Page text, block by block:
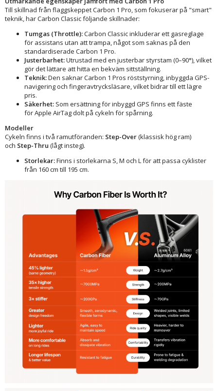
Till skillnad från flaggskeppet Carbon 1 Pro, som fokuserar på "smart"
teknik, har Carbon Classic följande skillnader:
Tumgas (Throttle):Carbon Classic inkluderar ett gasreglage
för assistans utan att trampa, något som saknas på den
standardiserade Carbon 1 Pro.
Justerbarhet:Utrustad med en justerbar styrstam (0–90°), vilket
gör det lättare att hitta en bekväm sittställning.
Teknik:Den saknar Carbon 1 Pros röststyrning, inbyggda GPS-
navigering och fingeravtrycksläsare, vilket bidrar till ett lägre
pris.
Säkerhet: Som ersättning för inbyggd GPS finns ett fäste
för Apple AirTag dolt på cykeln för spårning.
Modeller
Cykeln finns i två ramutföranden: Step-Over(klassisk hög ram)
och Step-Thru (lågt insteg).
Storlekar:Finns i storlekarna S, M och L för att passa cyklister
från 160 cm till 195 cm.